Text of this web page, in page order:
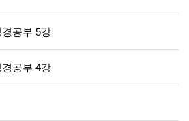
공부 5강
공부 4강